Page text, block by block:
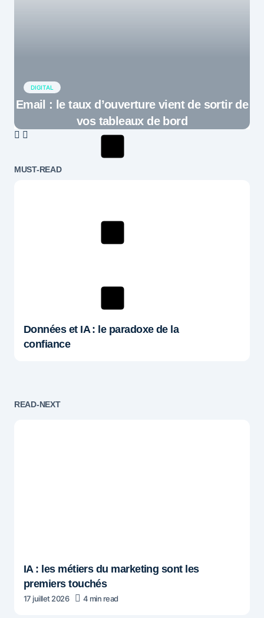
DIGITAL
Email : le taux d’ouverture vient de sortir de
vos tableaux de bord
MUST-READ
Données et IA : le paradoxe de la
confiance
READ-NEXT
IA : les métiers du marketing sont les
premiers touchés
17 juillet 2026 4 min read